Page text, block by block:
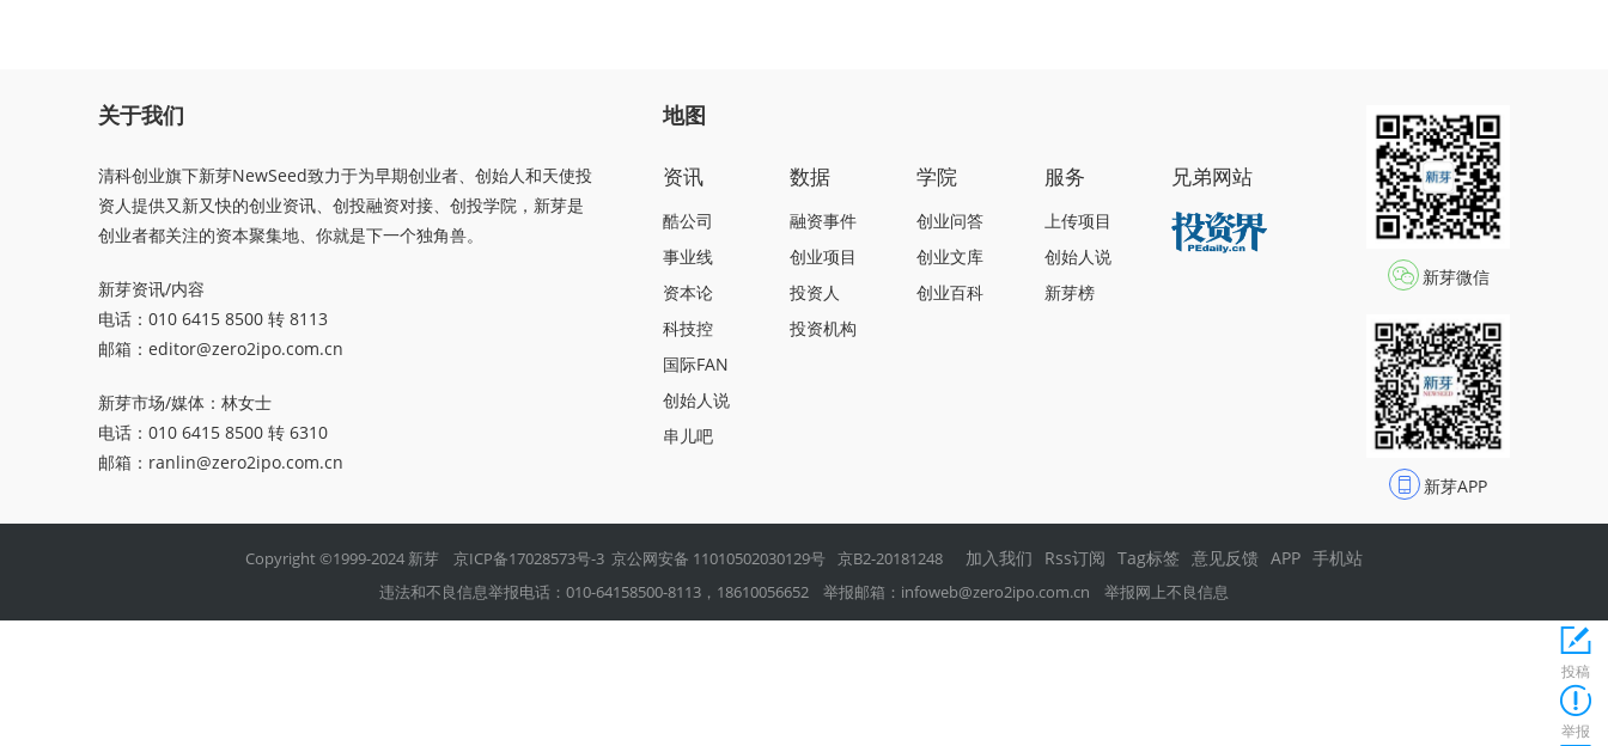
关于我们
清科创业旗下新芽NewSeed致力于为早期创业者、创始人和天使投
资人提供又新又快的创业资讯、创投融资对接、创投学院，新芽是
创业者都关注的资本聚集地、你就是下一个独角兽。
新芽资讯/内容
电话：010 6415 8500 转 8113
邮箱： editor@zero2ipo.com.cn
新芽市场/媒体：林女士
电话：010 6415 8500 转 6310
邮箱： ranlin@zero2ipo.com.cn
地图
资讯
酷公司
事业线
资本论
科技控
国际FAN
创始人说
串儿吧
数据
融资事件
创业项目
投资人
投资机构
学院
创业问答
创业文库
创业百科
服务
上传项目
创始人说
新芽榜
兄弟网站
新芽微信
新芽APP
Copyright ©1999-2024 新芽 京ICP备17028573号-3 京公网安备 11010502030129号 京B2-20181248 加入我们 Rss订阅 Tag标签 意见反馈 APP 手机站
违法和不良信息举报电话：010-64158500-8113，18610056652 举报邮箱： infoweb@zero2ipo.com.cn 举报网上不良信息
投稿
举报